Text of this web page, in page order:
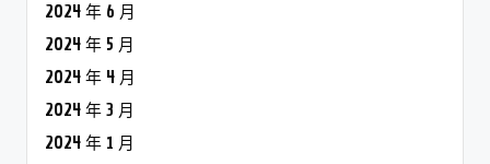
2024 年 6 月
2024 年 5 月
2024 年 4 月
2024 年 3 月
2024 年 1 月